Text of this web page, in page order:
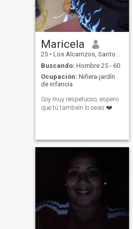
Maricela
25 • Los Alcarrizos, Santo Domingo, Rep. Dominicana
Buscando: Hombre 25 - 60
Ocupación: Niñera-jardín
de infancia
Soy muy respetuoso, espero
que tú también lo seas ❤️